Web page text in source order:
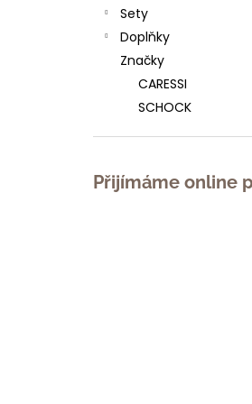
Sety
Doplňky
Značky
CARESSI
SCHOCK
Přijímáme online